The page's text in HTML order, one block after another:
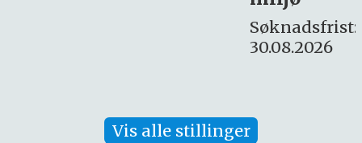
Vis alle stillinger